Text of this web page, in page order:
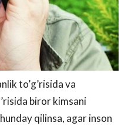
to’g’risida va
biror kimsani
qilinsa, agar inson